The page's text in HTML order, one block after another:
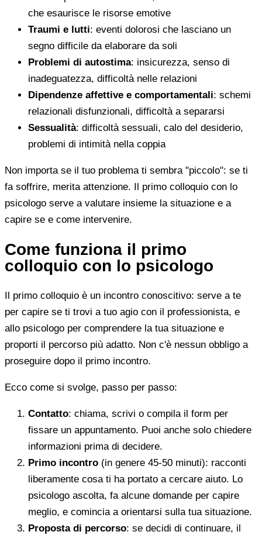
che esaurisce le risorse emotive
Traumi e lutti: eventi dolorosi che lasciano un
segno difficile da elaborare da soli
Problemi di autostima: insicurezza, senso di
inadeguatezza, difficoltà nelle relazioni
Dipendenze affettive e comportamentali: schemi
relazionali disfunzionali, difficoltà a separarsi
Sessualità: difficoltà sessuali, calo del desiderio,
problemi di intimità nella coppia
Non importa se il tuo problema ti sembra "piccolo": se ti
fa soffrire, merita attenzione. Il primo colloquio con lo
psicologo serve a valutare insieme la situazione e a
capire se e come intervenire.
Come funziona il primo
colloquio con lo psicologo
Il primo colloquio è un incontro conoscitivo: serve a te
per capire se ti trovi a tuo agio con il professionista, e
allo psicologo per comprendere la tua situazione e
proporti il percorso più adatto. Non c'è nessun obbligo a
proseguire dopo il primo incontro.
Ecco come si svolge, passo per passo:
Contatto: chiama, scrivi o compila il form per
fissare un appuntamento. Puoi anche solo chiedere
informazioni prima di decidere.
Primo incontro (in genere 45-50 minuti): racconti
liberamente cosa ti ha portato a cercare aiuto. Lo
psicologo ascolta, fa alcune domande per capire
meglio, e comincia a orientarsi sulla tua situazione.
Proposta di percorso: se decidi di continuare, il